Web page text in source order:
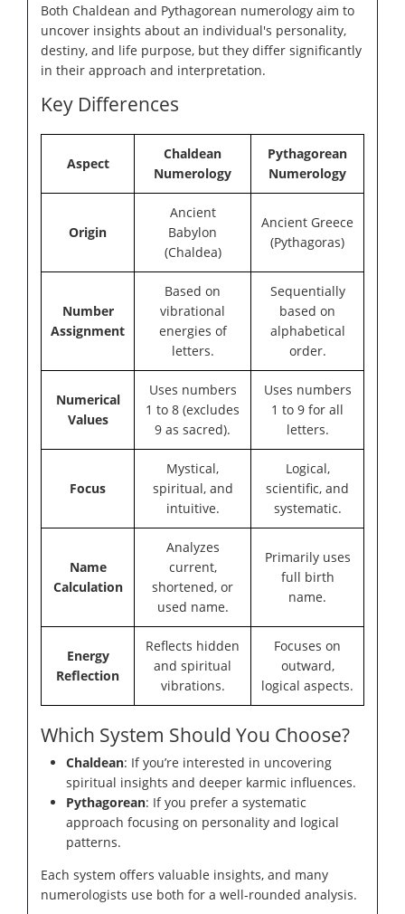
Both Chaldean and Pythagorean numerology aim to
uncover insights about an individual's personality,
destiny, and life purpose, but they differ significantly
in their approach and interpretation.
Key Differences
Aspect
Chaldean
Numerology
Pythagorean
Numerology
Origin
Ancient
Babylon
(Chaldea)
Ancient Greece
(Pythagoras)
Number
Assignment
Based on
vibrational
energies of
letters.
Sequentially
based on
alphabetical
order.
Numerical
Values
Uses numbers
1 to 8 (excludes
9 as sacred).
Uses numbers
1 to 9 for all
letters.
Focus
Mystical,
spiritual, and
intuitive.
Logical,
scientific, and
systematic.
Name
Calculation
Analyzes
current,
shortened, or
used name.
Primarily uses
full birth
name.
Energy
Reflection
Reflects hidden
and spiritual
vibrations.
Focuses on
outward,
logical aspects.
Which System Should You Choose?
Chaldean: If you’re interested in uncovering
spiritual insights and deeper karmic influences.
Pythagorean: If you prefer a systematic
approach focusing on personality and logical
patterns.
Each system offers valuable insights, and many
numerologists use both for a well-rounded analysis.